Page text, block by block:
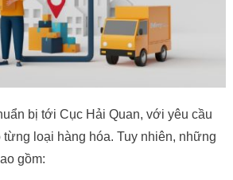
bị tới Cục Hải Quan, với yêu cầu
từng loại hàng hóa. Tuy nhiên, những
gồm: